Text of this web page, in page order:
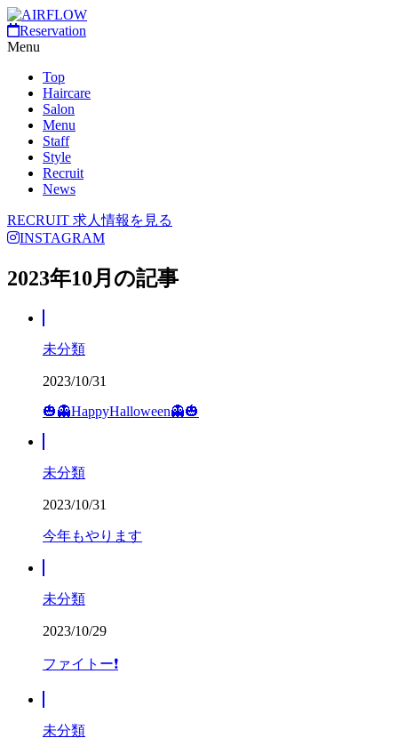
Reservation
Menu
Top
Haircare
Salon
Menu
Staff
Style
Recruit
News
RECRUIT 求人情報を見る
INSTAGRAM
2023年10月の記事
未分類
2023/10/31
🎃👻HappyHalloween👻🎃
未分類
2023/10/31
今年もやります
未分類
2023/10/29
ファイトー❗
未分類